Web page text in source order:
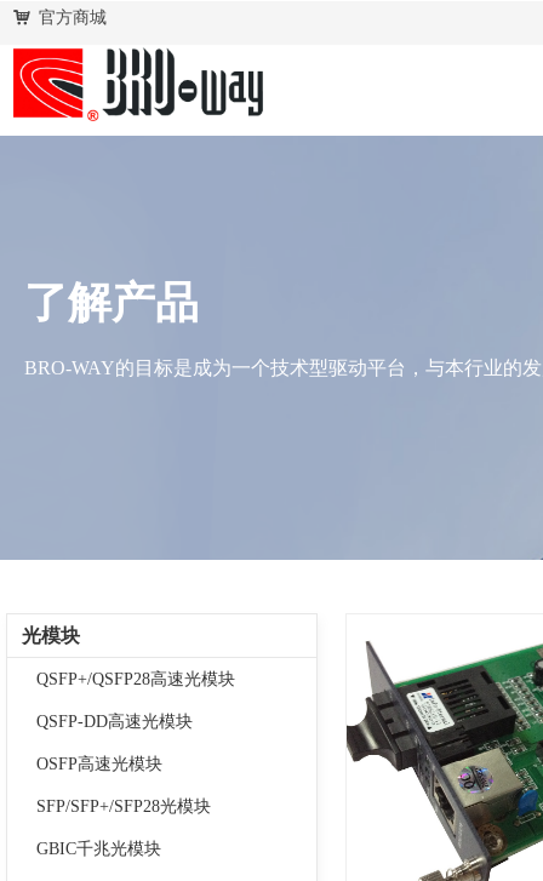
낙 官方商城
了解产品
BRO-WAY的目标是成为一个技术型驱动平台，与本行业的
光模块
QSFP+/QSFP28高速光模块
QSFP-DD高速光模块
OSFP高速光模块
SFP/SFP+/SFP28光模块
GBIC千兆光模块